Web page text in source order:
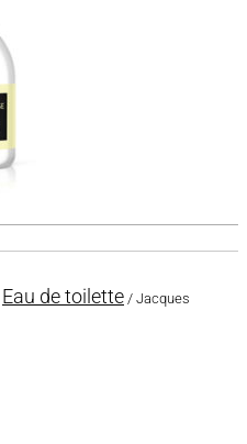
Eau de toilette / Jacques